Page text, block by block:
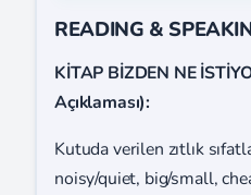
READING &
KİTAP BİZDEN NE
Açıklaması):
Kutuda verilen zıtlık
noisy/quiet, big/small,